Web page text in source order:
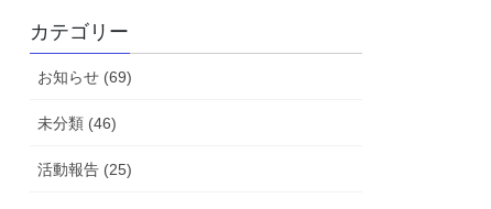
カテゴリー
お知らせ (69)
未分類 (46)
活動報告 (25)